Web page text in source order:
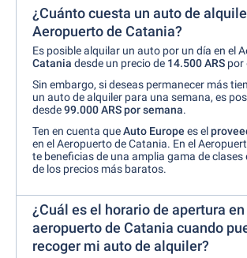
¿Cuánto cuesta un auto de
Aeropuerto de Catania?
Es posible alquilar un auto por un día en el
Catania desde un precio de 14.500 ARS por
Sin embargo, si deseas permanecer más
un auto de alquiler para una semana, es
desde99.000 ARS por semana.
Ten en cuenta queAuto Europe es el
en el Aeropuerto de Catania. En el
te beneficias de una amplia gama de clases
de los precios más baratos.
¿Cuál es el horario de apertura
aeropuerto de Catania cuando
recoger mi auto de alquiler?